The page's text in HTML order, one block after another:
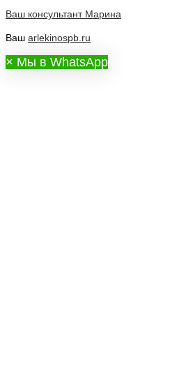
Ваш консультант Марина
Ваш arlekinospb.ru
× Мы в WhatsApp